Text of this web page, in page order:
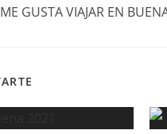
ME GUSTA VIAJAR EN